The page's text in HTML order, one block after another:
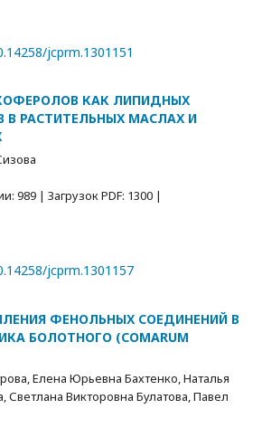
jcprm.1301151
КАК ЛИПИДНЫХ
РАСТИТЕЛЬНЫХ МАСЛАХ И
989 | Загрузок PDF: 1300 |
jcprm.1301157
ФЕНОЛЬНЫХ СОЕДИНЕНИЙ В
БОЛОТНОГО (CОMARUM
Елена Юрьевна Бахтенко, Наталья
Светлана Викторовна Булатова, Павел